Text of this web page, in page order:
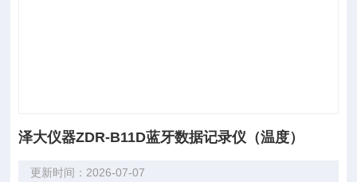
泽大仪器ZDR-B11D蓝牙数据记录仪（温度）
更新时间：2026-07-07